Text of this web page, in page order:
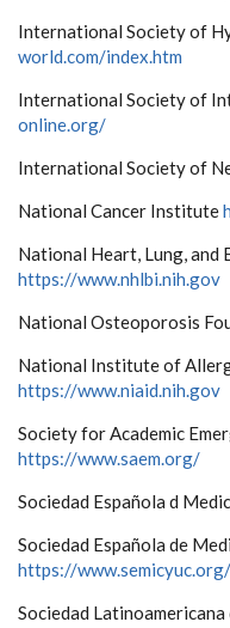
International Society of
world.com/index.htm
International Society of
online.org/
International Society of
National Cancer Institute
National Heart, Lung,
https://www.nhlbi.nih.gov
National Osteoporosis
National Institute of
https://www.niaid.nih.gov
Society for Academic
https://www.saem.org/
Sociedad Española d
Sociedad Española de
https://www.semicyuc.org/
Sociedad